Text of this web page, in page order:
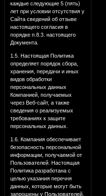
каждые следующие 5 (пять)
лет при условии отсутствия у
Сайта сведений об отзыве
настоящего согласия в
порядке п.8.3. настоящего
Документа.
1.5. Настоящая Политика
определяет порядок сбора,
хранения, передачи и иных
видов обработки
персональных данных
Компанией, получаемых
через Веб-сайт, а также
сведения о реализуемых
требованиях к защите
персональных данных.
1.6. Компания обеспечивает
безопасность персональной
информации, получаемой от
Пользователей. Настоящая
Политика разработана с
целью указания перечня
данных, которые могут быть
запрошены у Пользователей,